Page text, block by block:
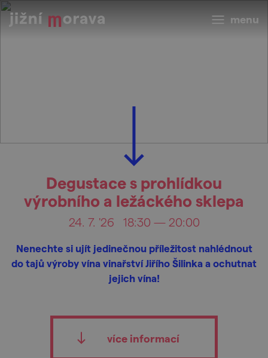
menu
Degustace s prohlídkou
výrobního a ležáckého sklepa
24. 7. '26 18:30 — 20:00
Nenechte si ujít jedinečnou příležitost nahlédnout
do tajů výroby vína vinařství Jiřího Šilinka a ochutnat
jejich vína!
více informací